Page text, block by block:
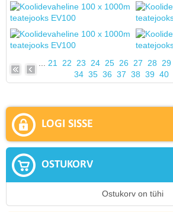
21 22 23 24 25 26 27 28 29
34 35 36 37 38 39 40
LOGI SISSE
OSTUKORV
Ostukorv on tühi